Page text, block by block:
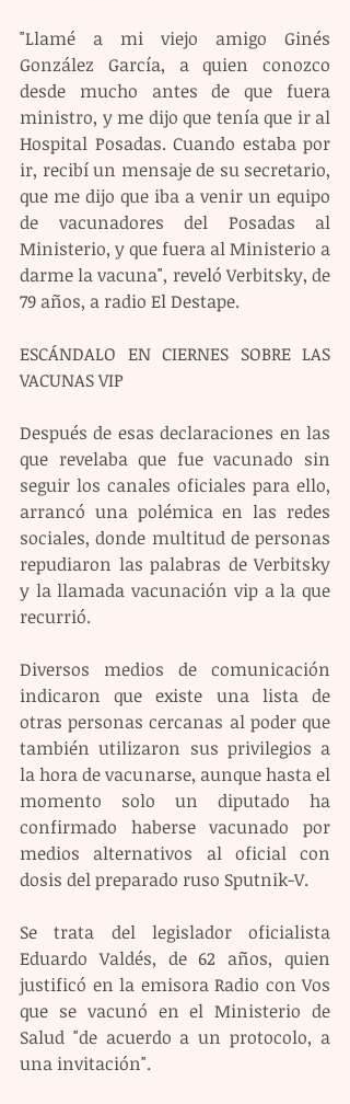
"Llamé a mi viejo amigo Ginés
González García, a quien conozco
desde mucho antes de que fuera
ministro, y me dijo que tenía que ir al
Hospital Posadas. Cuando estaba por
ir, recibí un mensaje de su secretario,
que me dijo que iba a venir un equipo
de vacunadores del Posadas al
Ministerio, y que fuera al Ministerio a
darme la vacuna", reveló Verbitsky, de
79 años, a radio El Destape.
ESCÁNDALO EN CIERNES SOBRE LAS
VACUNAS VIP
Después de esas declaraciones en las
que revelaba que fue vacunado sin
seguir los canales oficiales para ello,
arrancó una polémica en las redes
sociales, donde multitud de personas
repudiaron las palabras de Verbitsky
y la llamada vacunación vip a la que
recurrió.
Diversos medios de comunicación
indicaron que existe una lista de
otras personas cercanas al poder que
también utilizaron sus privilegios a
la hora de vacunarse, aunque hasta el
momento solo un diputado ha
confirmado haberse vacunado por
medios alternativos al oficial con
dosis del preparado ruso Sputnik-V.
Se trata del legislador oficialista
Eduardo Valdés, de 62 años, quien
justificó en la emisora Radio con Vos
que se vacunó en el Ministerio de
Salud "de acuerdo a un protocolo, a
una invitación".